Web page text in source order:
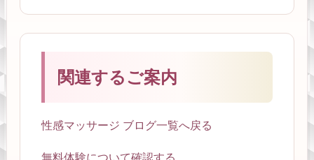
関連するご案内
性感マッサージ ブログ一覧へ戻る
無料体験について確認する